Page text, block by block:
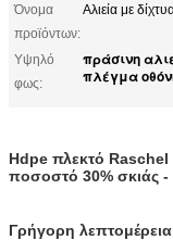
Όνομα
προϊόντων:
Αλιεία με
Υψηλό
φως:
πράσινη
πλέγμα
Hdpe πλεκτό Raschel
ποσοστό 30% σκιάς -
Γρήγορη λεπτομέρεια